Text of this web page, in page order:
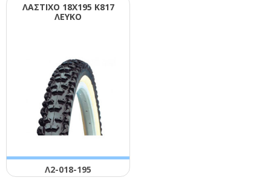
ΛΑΣΤΙΧΟ 18Χ195 Κ817
ΛΕΥΚΟ
Λ2-018-195